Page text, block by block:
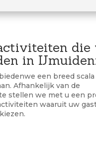
die
in IJmuiden:
een breed scala
Afhankelijk van de
stellen we met u een
waaruit uw